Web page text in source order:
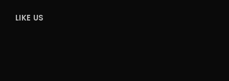
LIKE US